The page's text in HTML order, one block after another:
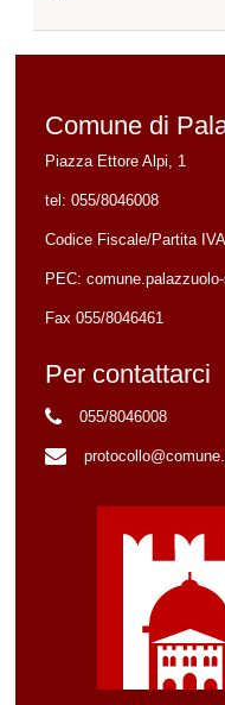
Comune di
Piazza Ettore Alpi, 1
tel: 055/8046008
Codice Fiscale/Partita
PEC:
Fax 055/8046461
Per contattarci
055/8046008